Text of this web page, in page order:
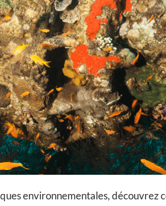
environnementales, découvrez